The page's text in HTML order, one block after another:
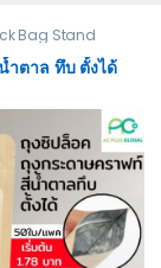
Bag Stand
ำตาล ทึบ ตั้งได้